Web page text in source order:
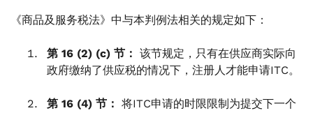
《商品及服务税法》中与本判例法相关的规定如下：
第 16 (2) (c) 节： 该节规定，只有在供应商实际向
政府缴纳了供应税的情况下，注册人才能申请ITC。
第 16 (4) 节： 将ITC申请的时限限制为提交下一个